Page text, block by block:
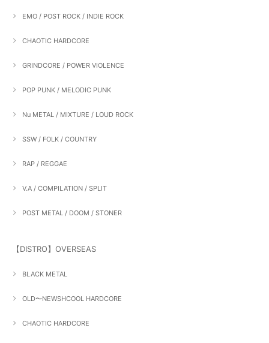
EMO / POST ROCK / INDIE ROCK
CHAOTIC HARDCORE
GRINDCORE / POWER VIOLENCE
POP PUNK / MELODIC PUNK
Nu METAL / MIXTURE / LOUD ROCK
SSW / FOLK / COUNTRY
RAP / REGGAE
V.A / COMPILATION / SPLIT
POST METAL / DOOM / STONER
【DISTRO】OVERSEAS
BLACK METAL
OLD〜NEWSHCOOL HARDCORE
CHAOTIC HARDCORE